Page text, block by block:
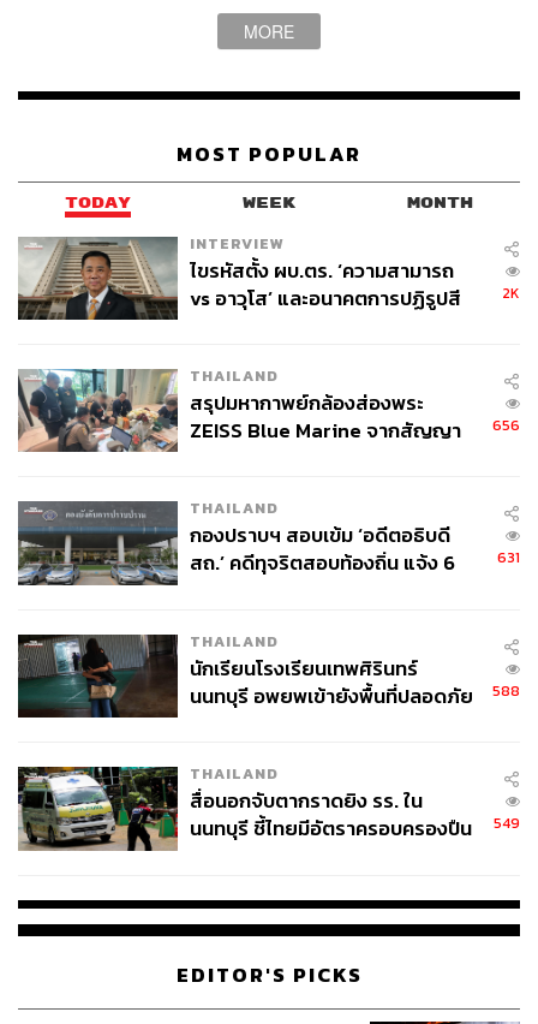
พรรคประชาธิปัตย์ยังคงลงพื้นที่รับฟังปัญหาของประชาชน
อย่างต่อเนื่อง แม้ไม่ได้มีตำแหน่งอย่างเป็นทางการใน กทม.
ประชาธิปัตย์ได้เห็นความมุ่งมั่นตั้งใจของพรรค และกลับมา
ให้การสนับสนุนอีกครั้ง พร้อมให้เราเป็นตัวแทนทำหน้าที่
อย่างเต็มความสามารถ”
จากนั้น อนุชา พร้อมคณะ ได้ลงพื้นที่เยี่ยมชมโรงไฟฟ้าขยะ ที่
สำนักงานกำจัดมูลฝอยอ่อนนุช
MORE
MOST POPULAR
TODAY WEEK MONTH
INTERVIEW
ไขรหัสตั้ง ผบ.ตร. ‘ความสามารถ
vs อาวุโส’ และอนาคตการปฏิรูปสี
2K
THAILAND
สรุปมหากาพย์กล้องส่องพระ
ZEISS Blue Marine จากสัญญา
จ่ายหนี้-แอบระบุแบรนด์
656
THAILAND
กองปราบฯ สอบเข้ม ‘อดีตอธิบดี
สถ.’ คดีทุจริตสอบท้องถิ่น แจ้ง 6
631
THAILAND
นักเรียนโรงเรียนเทพศิรินทร์
นนทบุรี อพยพเข้ายังพื้นที่ปลอดภัย
588
THAILAND
สื่อนอกจับตากราดยิง รร. ใน
นนทบุรี ชี้ไทยมีอัตราครอบครองปืน
549
EDITOR'S PICKS